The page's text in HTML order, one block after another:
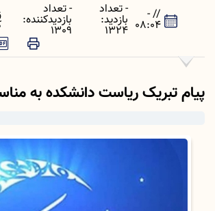
// -
08:04
- تعداد
بازدید:
1324
- تعداد
بازدیدکننده:
1309
پیام تبریک ریاست دانشکده به